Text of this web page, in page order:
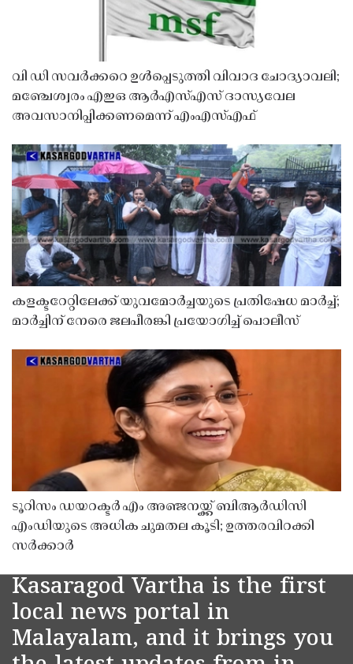
വി ഡി സവർക്കറെ ഉൾപ്പെടുത്തി വിവാദ ചോദ്യാവലി;
മഞ്ചേശ്വരം എഇഒ ആർഎസ്എസ് ദാസ്യവേല
അവസാനിപ്പിക്കണമെന്ന് എംഎസ്എഫ്
കളക്ടറേറ്റിലേക്ക് യുവമോർച്ചയുടെ പ്രതിഷേധ മാർച്ച്;
മാർച്ചിന് നേരെ ജലപീരങ്കി പ്രയോഗിച്ച് പൊലീസ്
ടൂറിസം ഡയറക്ടർ എം അഞ്ജനയ്ക്ക് ബിആർഡിസി
എംഡിയുടെ അധിക ചുമതല കൂടി; ഉത്തരവിറക്കി
സർക്കാർ
Kasaragod Vartha is the first
local news portal in
Malayalam, and it brings you